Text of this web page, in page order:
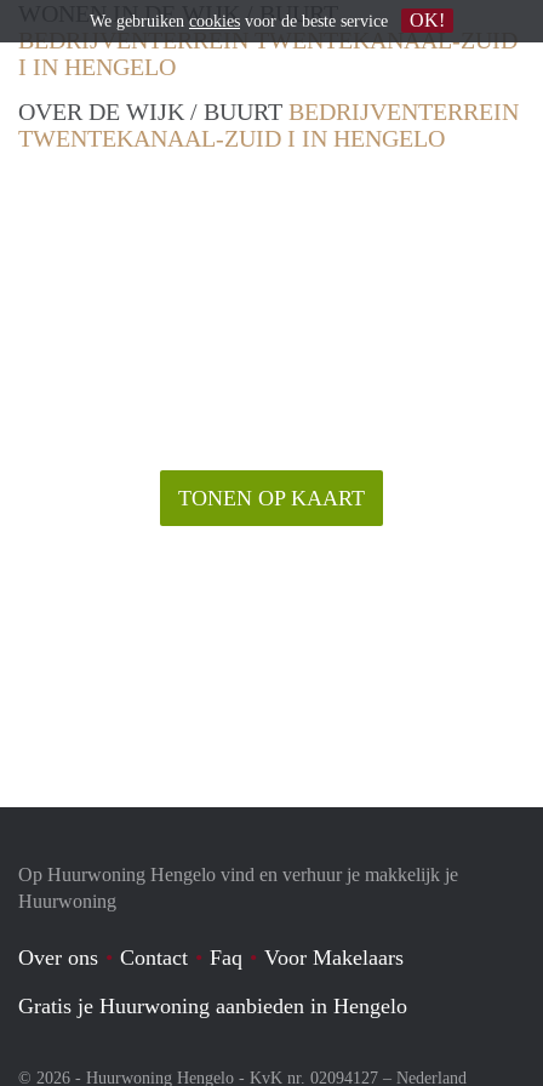
WONEN IN DE WIJK / BUURT
BEDRIJVENTERREIN TWENTEKANAAL-ZUID
I IN HENGELO
OVER DE WIJK / BUURT BEDRIJVENTERREIN
TWENTEKANAAL-ZUID I IN HENGELO
TONEN OP KAART
Op Huurwoning Hengelo vind en verhuur je makkelijk je
Huurwoning
Over ons Contact Faq
Voor Makelaars
Gratis je Huurwoning aanbieden in Hengelo
© 2026 - Huurwoning Hengelo - KvK nr. 02094127 – Nederland
We gebruiken cookies voor de beste service OK!